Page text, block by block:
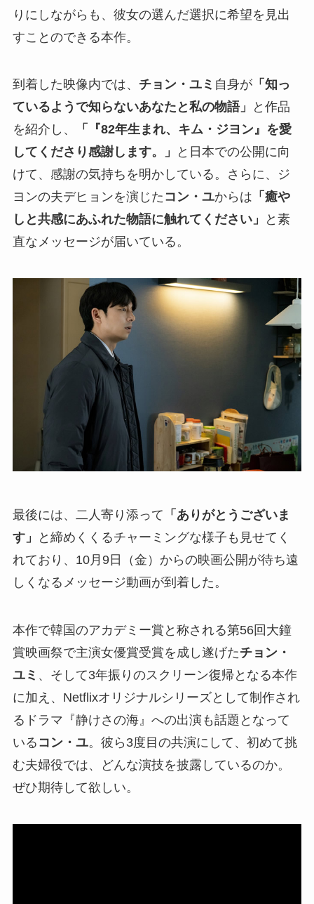
りにしながらも、彼女の選んだ選択に希望を見出
すことのできる本作。
到着した映像内では、 チョン・ユミ 自身が「知っ
ているようで知らないあなたと私の物語」
と作品
を紹介し、
「『82年生まれ、キム・ジヨン』を愛
してくださり感謝します。」
と日本での公開に向
けて、感謝の気持ちを明かしている。さらに、ジ
ヨンの夫デヒョンを演じた コン・ユからは 「癒や
しと共感にあふれた物語に触れてください」
と素
直なメッセージが届いている。
最後には、二人寄り添って 「ありがとうございま
す」
と締めくくるチャーミングな様子も見せてく
れており、10月9日（金）からの映画公開が待ち遠
しくなるメッセージ動画が到着した。
本作で韓国のアカデミー賞と称される第56回大鐘
賞映画祭で主演女優賞受賞を成し遂げたチョン・
ユミ 、そして3年振りのスクリーン復帰となる本作
に加え、Netflixオリジナルシリーズとして制作され
るドラマ『静けさの海』への出演も話題となって
いる コン・ユ。彼ら3度目の共演にして、初めて挑
む夫婦役では、どんな演技を披露しているのか。
ぜひ期待して欲しい。